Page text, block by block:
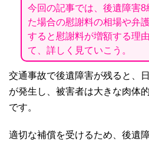
今回の記事では、後遺障害8
た場合の慰謝料の相場や弁
すると慰謝料が増額する理
て、詳しく見ていこう。
交通事故で後遺障害が残ると、
が発生し、被害者は大きな肉体
です。
適切な補償を受けるため、後遺